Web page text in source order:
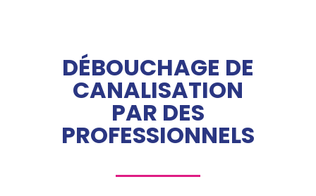
DÉBOUCHAGE DE
CANALISATION
PAR DES
PROFESSIONNELS